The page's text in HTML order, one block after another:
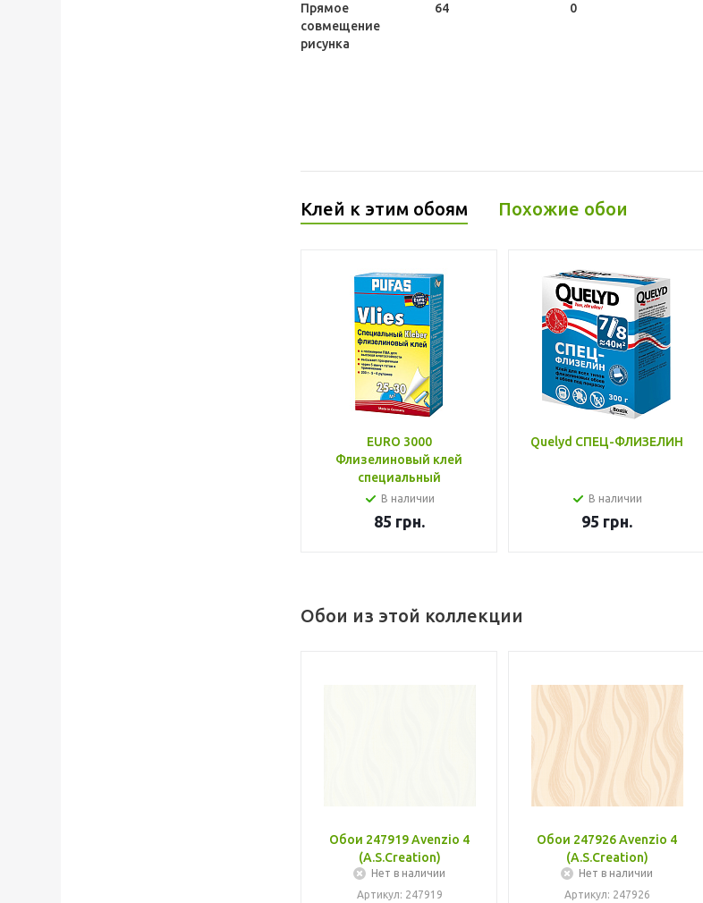
Прямое
совмещение
рисунка
64 0
Клей к этим обоям Похожие обои
EURO 3000
Флизелиновый клей
специальный
В наличии
85 грн.
Quelyd СПЕЦ-ФЛИЗЕЛИН
В наличии
95 грн.
Обои из этой коллекции
Обои 247919 Avenzio 4
(A.S.Creation)
Нет в наличии
Артикул: 247919
Обои 247926 Avenzio 4
(A.S.Creation)
Нет в наличии
Артикул: 247926